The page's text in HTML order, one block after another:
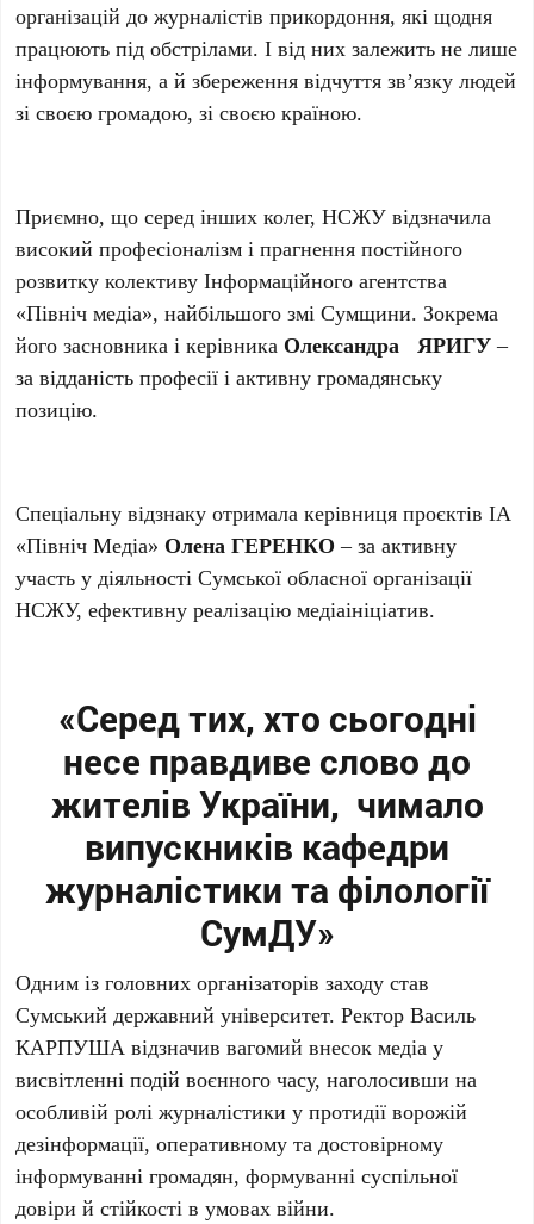
організацій до журналістів прикордоння, які щодня
працюють під обстрілами. І від них залежить не лише
інформування, а й збереження відчуття зв’язку людей
зі своєю громадою, зі своєю країною.
Приємно, що серед інших колег, НСЖУ відзначила
високий професіоналізм і прагнення постійного
розвитку колективу Інформаційного агентства
«Північ медіа», найбільшого змі Сумщини. Зокрема
його засновника і керівника Олександра ЯРИГУ–
за відданість професії і активну громадянську
позицію.
Спеціальну відзнаку отримала керівниця проєктів ІА
«Північ Медіа» Олена ГЕРЕНКО – за активну
участь у діяльності Сумської обласної організації
НСЖУ, ефективну реалізацію медіаініціатив.
«Серед тих, хто сьогодні
несе правдиве слово до
жителів України, чимало
випускників кафедри
журналістики та філології
СумДУ»
Одним із головних організаторів заходу став
Сумський державний університет. Ректор Василь
КАРПУША відзначив вагомий внесок медіа у
висвітленні подій воєнного часу, наголосивши на
особливій ролі журналістики у протидії ворожій
дезінформації, оперативному та достовірному
інформуванні громадян, формуванні суспільної
довіри й стійкості в умовах війни.